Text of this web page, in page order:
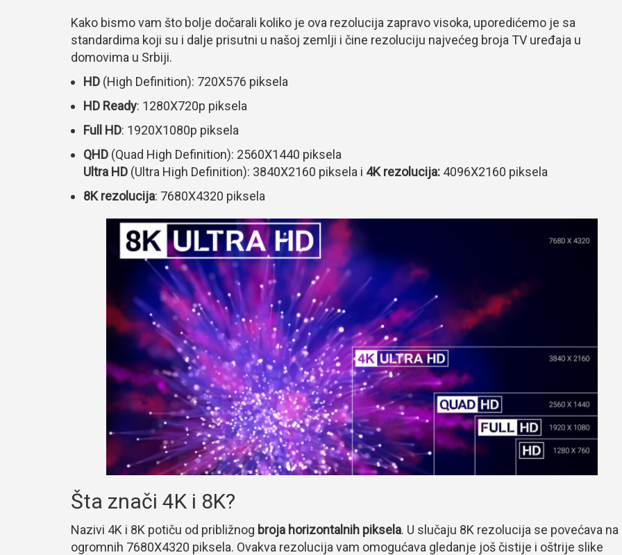
Kako bismo vam što bolje dočarali koliko je ova rezolucija zapravo visoka, uporedićemo je sa
standardima koji su i dalje prisutni u našoj zemlji i čine rezoluciju najvećeg broja TV uređaja u
domovima u Srbiji.
HD (High Definition): 720X576 piksela
HD Ready: 1280X720p piksela
Full HD: 1920X1080p piksela
QHD (Quad High Definition): 2560X1440 piksela
Ultra HD (Ultra High Definition): 3840X2160 piksela i 4K rezolucija: 4096X2160 piksela
8K rezolucija: 7680X4320 piksela
Šta znači 4K i 8K?
Nazivi 4K i 8K potiču od približnog broja horizontalnih piksela. U slučaju 8K rezolucija se povećava na
ogromnih 7680X4320 piksela. Ovakva rezolucija vam omogućava gledanje još čistije i oštrije slike